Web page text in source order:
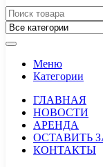
Меню
Категории
ГЛАВНАЯ
НОВОСТИ
АРЕНДА
ОСТАВИТЬ
КОНТАКТЫ